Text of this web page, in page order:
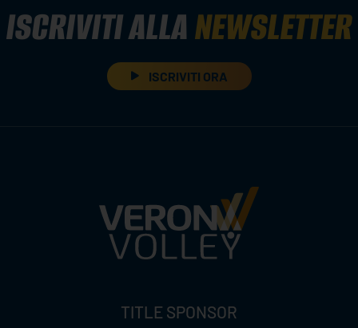
ISCRIVITI ALLANEWSLETTER
ISCRIVITI ORA
TITLE SPONSOR